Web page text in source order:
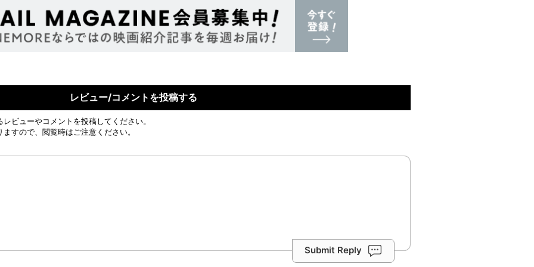
レビュー/コメントを投稿する
ビューやコメントを投稿してください。
すので、閲覧時はご注意ください。
Submit Reply